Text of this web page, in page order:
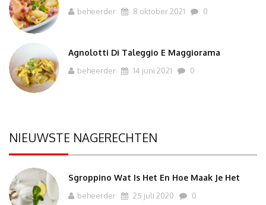
beheerder 8 oktober 2021 0
Agnolotti Di Taleggio E Maggiorama
beheerder 14 juni 2021 0
NIEUWSTE NAGERECHTEN
Sgroppino Wat Is Het En Hoe Maak Je Het
beheerder 25 juli 2020 0